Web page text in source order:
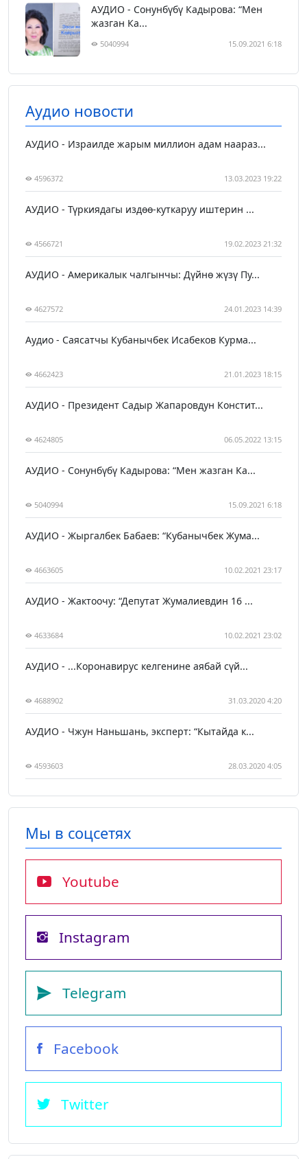
АУДИО - Сонунбүбү Кадырова: “Мен
жазган Ка...
5040994 15.09.2021 6:18
Аудио новости
АУДИО - Израилде жарым миллион адам наараз...
4596372 13.03.2023 19:22
АУДИО - Түркиядагы издөө-куткаруу иштерин ...
4566721 19.02.2023 21:32
АУДИО - Америкалык чалгынчы: Дүйнө жүзү Пу...
4627572 24.01.2023 14:39
Аудио - Саясатчы Кубанычбек Исабеков Курма...
4662423 21.01.2023 18:15
АУДИО - Президент Садыр Жапаровдун Констит...
4624805 06.05.2022 13:15
АУДИО - Сонунбүбү Кадырова: “Мен жазган Ка...
5040994 15.09.2021 6:18
АУДИО - Жыргалбек Бабаев: “Кубанычбек Жума...
4663605 10.02.2021 23:17
АУДИО - Жактоочу: “Депутат Жумалиевдин 16 ...
4633684 10.02.2021 23:02
АУДИО - ...Коронавирус келгенине аябай сүй...
4688902 31.03.2020 4:20
АУДИО - Чжун Наньшань, эксперт: “Кытайда к...
4593603 28.03.2020 4:05
Мы в соцсетях
Youtube
Instagram
Telegram
Facebook
Twitter